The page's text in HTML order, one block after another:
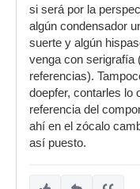
si será por la
algún condensador
suerte y algún
venga con serigrafía
referencias).
doepfer, contarles lo
referencia del
ahí en el zócalo
así puesto.